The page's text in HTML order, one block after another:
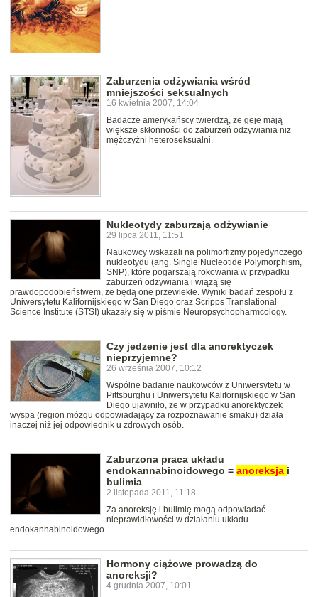
Zaburzenia odżywiania wśród
mniejszości seksualnych
16 kwietnia 2007, 14:04
Badacze amerykańscy twierdzą, że geje mają
większe skłonności do zaburzeń odżywiania niż
mężczyźni heteroseksualni.
Nukleotydy zaburzają odżywianie
29 lipca 2011, 11:51
Naukowcy wskazali na polimorfizmy pojedynczego
nukleotydu (ang. Single Nucleotide Polymorphism,
SNP), które pogarszają rokowania w przypadku
zaburzeń odżywiania i wiążą się
prawdopodobieństwem, że będą one przewlekłe. Wyniki badań zespołu z
Uniwersytetu Kalifornijskiego w San Diego oraz Scripps Translational
Science Institute (STSI) ukazały się w piśmie Neuropsychopharmcology.
Czy jedzenie jest dla anorektyczek
nieprzyjemne?
26 września 2007, 10:12
Wspólne badanie naukowców z Uniwersytetu w
Pittsburghu i Uniwersytetu Kalifornijskiego w San
Diego ujawniło, że w przypadku anorektyczek
wyspa (region mózgu odpowiadający za rozpoznawanie smaku) działa
inaczej niż jej odpowiednik u zdrowych osób.
Zaburzona praca układu
endokannabinoidowego = anoreksja i
bulimia
2 listopada 2011, 11:18
Za anoreksję i bulimię mogą odpowiadać
nieprawidłowości w działaniu układu
endokannabinoidowego.
Hormony ciążowe prowadzą do
anoreksji?
4 grudnia 2007, 10:01